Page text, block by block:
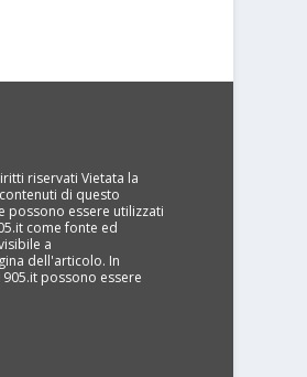
riservati Vietata la
di questo
possono essere utilizzati
come fonte ed
a
dell'articolo. In
possono essere